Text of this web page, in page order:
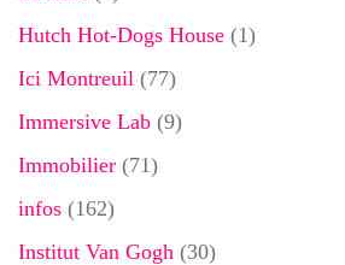
Hutch Hot-Dogs House (1)
Ici Montreuil (77)
Immersive Lab (9)
Immobilier (71)
infos (162)
Institut Van Gogh (30)